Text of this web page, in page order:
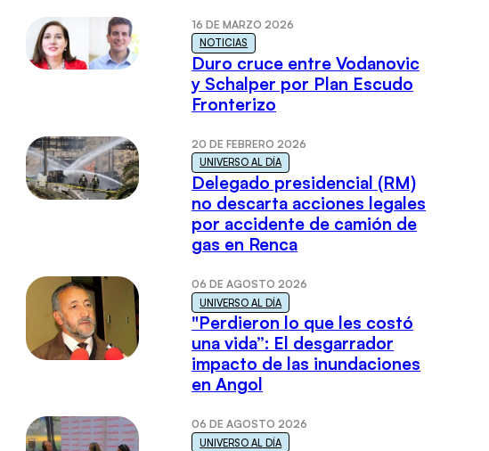
16 DE MARZO 2026
NOTICIAS
Duro cruce entre Vodanovic
y Schalper por Plan Escudo
Fronterizo
20 DE FEBRERO 2026
UNIVERSO AL DÍA
Delegado presidencial (RM)
no descarta acciones legales
por accidente de camión de
gas en Renca
06 DE AGOSTO 2026
UNIVERSO AL DÍA
"Perdieron lo que les costó
una vida”: El desgarrador
impacto de las inundaciones
en Angol
06 DE AGOSTO 2026
UNIVERSO AL DÍA